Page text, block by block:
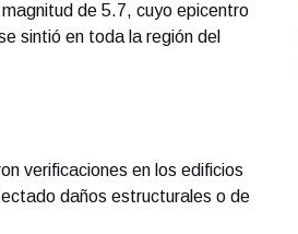
de 5.7, cuyo epicentro
sintió en toda la región del
verificaciones en los edificios
daños estructurales o de